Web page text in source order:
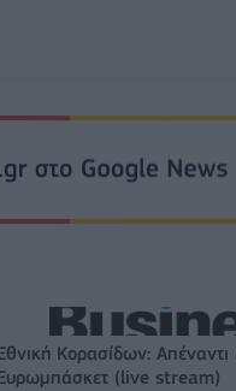
Κορασίδων:
(live stream)